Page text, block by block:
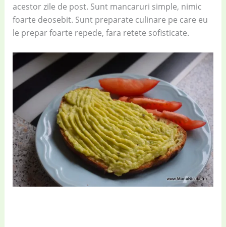
acestor zile de post. Sunt mancaruri simple, nimic
foarte deosebit. Sunt preparate culinare pe care eu
le prepar foarte repede, fara retete sofisticate.